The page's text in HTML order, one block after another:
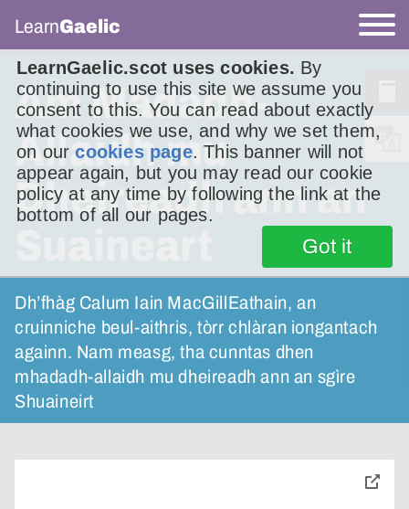
LearnGaelic.scot uses cookies. By
continuing to use this site we assume you
consent to this. You can read about exactly
what cookies we use, and why we set them,
on ourcookies page. This banner will not
appear again, but you may read our cookie
policy at any time by following the link at the
bottom of all our pages.
Got it
LearnGaelic
Am Madadh-
Allaidh mu
Dheireadh ann an
Dh’fhàg Calum Iain MacGillEathain, an
cruinniche beul-aithris, tòrr chlàran iongantach
againn. Nam measg, tha cunntas dhen
mhadadh-allaidh mu dheireadh ann an sgìre
Shuaineirt
toggle